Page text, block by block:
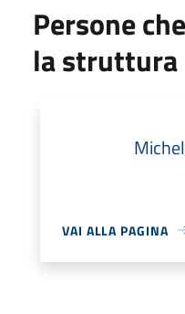
Persone
la struttura
VAI ALLA PAGINA